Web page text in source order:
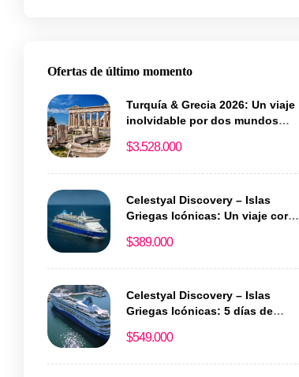
Ofertas de último momento
Turquía & Grecia 2026: Un viaje
inolvidable por dos mundos
$3.528.000
Celestyal Discovery – Islas
Griegas Icónicas: Un viaje corto
$389.000
Celestyal Discovery – Islas
Griegas Icónicas: 5 días de
$549.000